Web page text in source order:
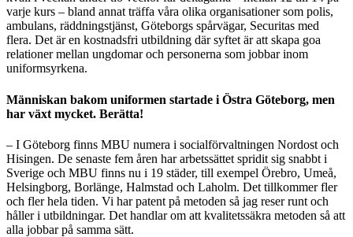
varje kurs – bland annat träffa våra olika organisationer som polis,
ambulans, räddningstjänst, Göteborgs spårvägar, Securitas med
flera. Det är en kostnadsfri utbildning där syftet är att skapa goa
relationer mellan ungdomar och personerna som jobbar inom
uniformsyrkena.
Människan bakom uniformen startade i Östra Göteborg, men
har växt mycket. Berätta!
– I Göteborg finns MBU numera i socialförvaltningen Nordost och
Hisingen. De senaste fem åren har arbetssättet spridit sig snabbt i
Sverige och MBU finns nu i 19 städer, till exempel Örebro, Umeå,
Helsingborg, Borlänge, Halmstad och Laholm. Det tillkommer fler
och fler hela tiden. Vi har patent på metoden så jag reser runt och
håller i utbildningar. Det handlar om att kvalitetssäkra metoden så att
alla jobbar på samma sätt.